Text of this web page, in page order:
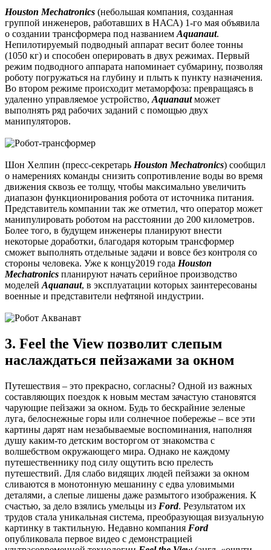
Houston Mechatronics (небольшая компания, созданная
группой инженеров, работавших в НАСА) 1-го мая объявила
о создании трансформера под названиемAquanaut.
Непилотируемый подводный аппарат весит более тонны
(1050 кг) и способен оперировать в двух режимах. Первый
режим подводного аппарата напоминает субмарину, позволяя
роботу погружаться на глубину и плыть к пункту назначения.
Во втором режиме происходит метаморфоза: превращаясь в
удаленно управляемое устройство,Aquanautможет
выполнять ряд рабочих заданий с помощью двух
манипуляторов.
Шон Хелпин (пресс-секретарь Houston Mechatronics) сообщил
о намерениях команды снизить сопротивление воды во время
движения сквозь ее толщу, чтобы максимально увеличить
диапазон функционирования робота от источника питания.
Представитель компании так же отметил, что оператор может
манипулировать роботом на расстоянии до 200 километров.
Более того, в будущем инженеры планируют внести
некоторые доработки, благодаря которым трансформер
сможет выполнять отдельные задачи и вовсе без контроля со
стороны человека. Уже к концу2019 года Houston
Mechatronics планируют начать серийное производство
моделейAquanaut, в эксплуатации которых заинтересованы
военные и представители нефтяной индустрии.
3. Feel the View позволит слепым
наслаждаться пейзажами за окном
Путешествия – это прекрасно, согласны? Одной из важных
составляющих поездок к новым местам зачастую становятся
чарующие пейзажи за окном. Будь то бескрайние зеленые
луга, белоснежные горы или солнечное побережье – все эти
картины дарят нам незабываемые воспоминания, наполняя
душу каким-то детским восторгом от знакомства с
волшебством окружающего мира. Однако не каждому
путешественнику под силу ощутить всю прелесть
путешествий. Для слабо видящих людей пейзажи за окном
сливаются в монотонную мешанину с едва уловимыми
деталями, а слепые лишены даже размытого изображения. К
счастью, за дело взялись умельцы из Ford. Результатом их
трудов стала уникальная система, преобразующая визуальную
картинку в тактильную. Недавно компания Ford
опубликовала первое видео с демонстрацией